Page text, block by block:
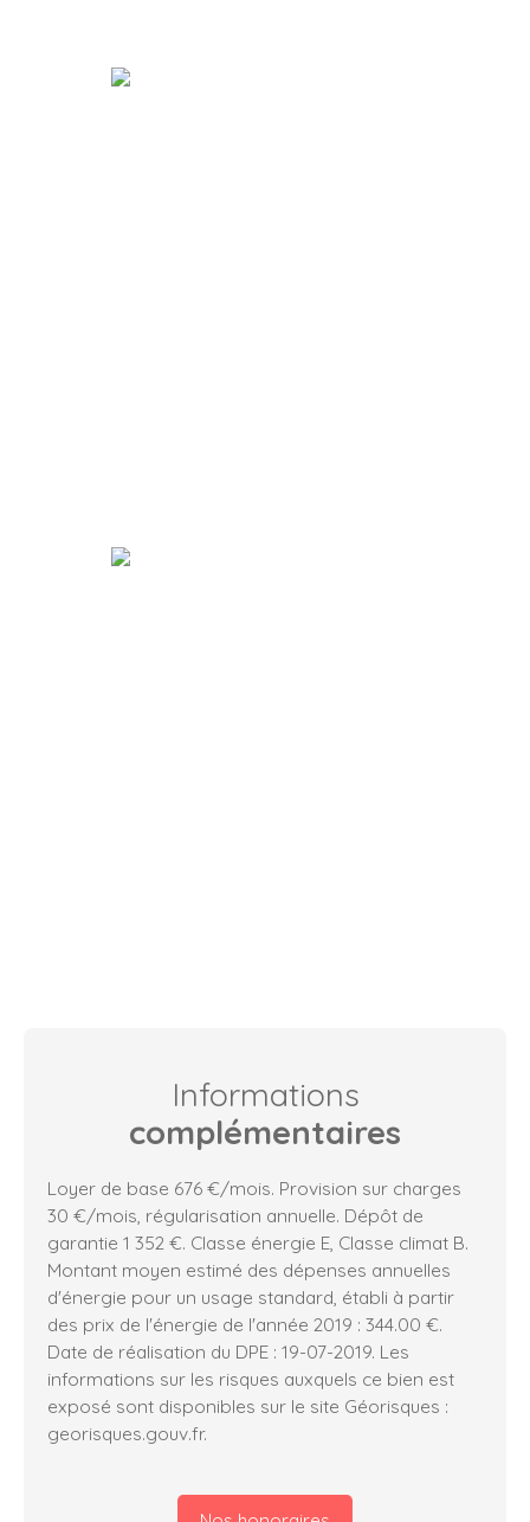
Informations
complémentaires
Loyer de base 676 €/mois. Provision sur charges
30 €/mois, régularisation annuelle. Dépôt de
garantie 1 352 €. Classe énergie E, Classe climat B.
Montant moyen estimé des dépenses annuelles
d'énergie pour un usage standard, établi à partir
des prix de l'énergie de l'année 2019 : 344.00 €.
Date de réalisation du DPE : 19-07-2019. Les
informations sur les risques auxquels ce bien est
exposé sont disponibles sur le site Géorisques :
georisques.gouv.fr.